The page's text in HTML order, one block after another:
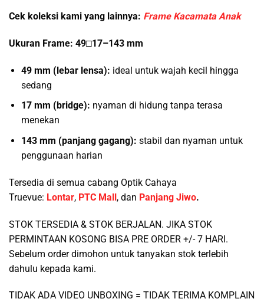
Cek koleksi kami yang lainnya: Frame Kacamata Anak
Ukuran Frame: 49□17–143 mm
49 mm (lebar lensa): ideal untuk wajah kecil hingga
sedang
17 mm (bridge): nyaman di hidung tanpa terasa
menekan
143 mm (panjang gagang): stabil dan nyaman untuk
penggunaan harian
Tersedia di semua cabang Optik Cahaya
Truevue: Lontar, PTC Mall, dan Panjang Jiwo.
STOK TERSEDIA & STOK BERJALAN. JIKA STOK
PERMINTAAN KOSONG BISA PRE ORDER +/- 7 HARI.
Sebelum order dimohon untuk tanyakan stok terlebih
dahulu kepada kami.
TIDAK ADA VIDEO UNBOXING = TIDAK TERIMA KOMPLAIN